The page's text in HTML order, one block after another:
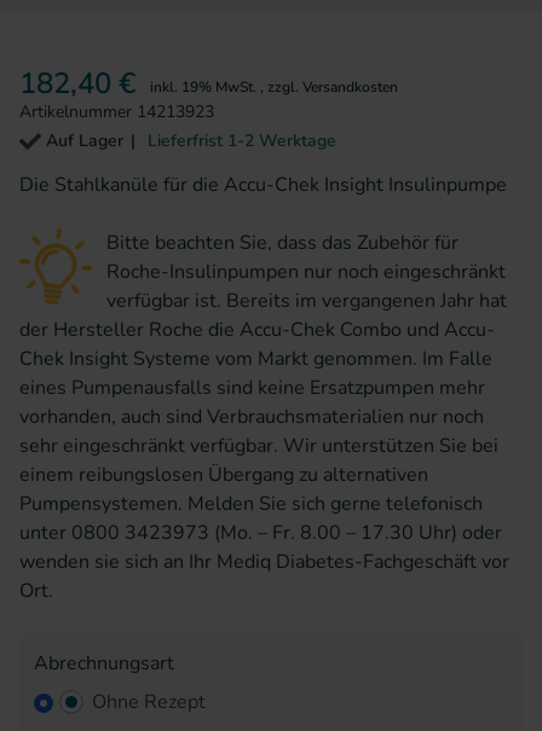
182,40 € inkl. 19% MwSt. , zzgl. Versandkosten
Artikelnummer 14213923
Auf Lager
Lieferfrist 1-2 Werktage
Die Stahlkanüle für die Accu-Chek Insight Insulinpumpe
Bitte beachten Sie, dass das Zubehör für
Roche-Insulinpumpen nur noch eingeschränkt
verfügbar ist. Bereits im vergangenen Jahr hat
der Hersteller Roche die Accu-Chek Combo und Accu-
Chek Insight Systeme vom Markt genommen. Im Falle
eines Pumpenausfalls sind keine Ersatzpumpen mehr
vorhanden, auch sind Verbrauchsmaterialien nur noch
sehr eingeschränkt verfügbar. Wir unterstützen Sie bei
einem reibungslosen Übergang zu alternativen
Pumpensystemen. Melden Sie sich gerne telefonisch
unter 0800 3423973 (Mo. – Fr. 8.00 – 17.30 Uhr) oder
wenden sie sich an Ihr Mediq Diabetes-Fachgeschäft vor
Ort.
Abrechnungsart
Ohne Rezept